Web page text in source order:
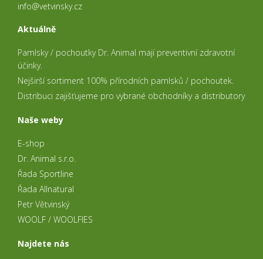
info@vetvinsky.cz
Aktuálně
Pamlsky / pochoutky Dr. Animal mají preventivní zdravotní
účinky.
Nejširší sortiment 100% přírodních pamlsků / pochoutek.
Distribuci zajišťujeme pro vybrané obchodníky a distributory
Naše weby
E-shop
Dr. Animal s.r.o.
Řada Sportline
Řada Allnatural
Petr Větvinský
WOOLF / WOOLFIES
Najdete nás